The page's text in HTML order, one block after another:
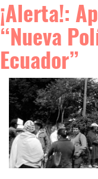
¡Alerta!:
“Nueva
Ecuador”